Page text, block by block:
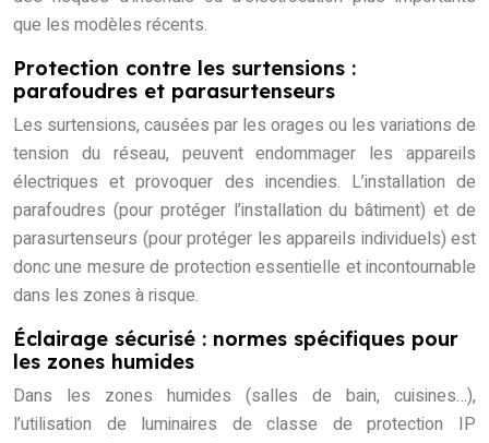
que les modèles récents.
Protection contre les surtensions :
parafoudres et parasurtenseurs
Les surtensions, causées par les orages ou les variations de
tension du réseau, peuvent endommager les appareils
électriques et provoquer des incendies. L’installation de
parafoudres (pour protéger l’installation du bâtiment) et de
parasurtenseurs (pour protéger les appareils individuels) est
donc une mesure de protection essentielle et incontournable
dans les zones à risque.
Éclairage sécurisé : normes spécifiques pour
les zones humides
Dans les zones humides (salles de bain, cuisines…),
l’utilisation de luminaires de classe de protection IP